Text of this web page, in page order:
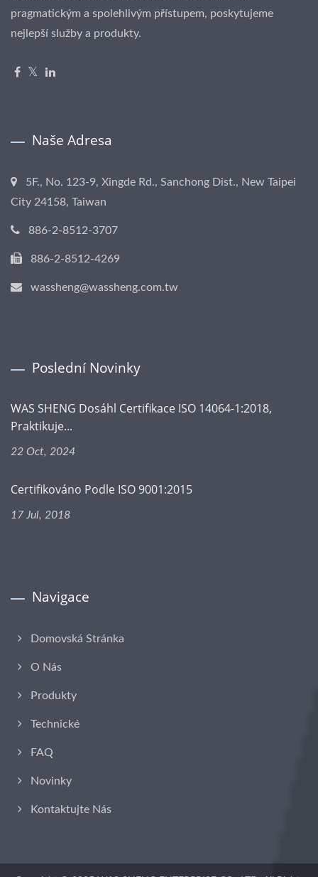
pragmatickým a spolehlivým přístupem, poskytujeme
nejlepší služby a produkty.
Naše Adresa
5F., No. 123-9, Xingde Rd., Sanchong Dist., New Taipei
City 24158, Taiwan
886-2-8512-3707
886-2-8512-4269
wassheng@wassheng.com.tw
Poslední Novinky
WAS SHENG Dosáhl Certifikace ISO 14064-1:2018,
Praktikuje...
22 Oct, 2024
Certifikováno Podle ISO 9001:2015
17 Jul, 2018
Navigace
Domovská Stránka
O Nás
Produkty
Technické
FAQ
Novinky
Kontaktujte Nás